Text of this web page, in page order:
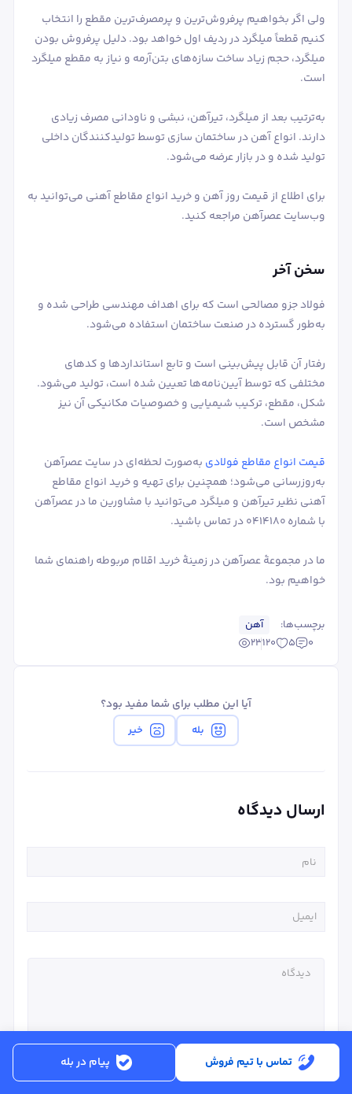
ولی اگر بخواهیم پرفروش‌ترین و پرمصرف‌ترین مقطع را انتخاب
کنیم قطعاً میلگرد در ردیف اول خواهد بود. دلیل پرفروش بودن
میلگرد، حجم زیاد ساخت سازه‌های بتن‌آرمه و نیاز به مقطع میلگرد
است.
به‌ترتیب بعد از میلگرد، تیرآهن، نبشی و ناودانی مصرف زیادی
دارند. انواع آهن در ساختمان سازی توسط تولیدکنندگان داخلی
تولید شده و در بازار عرضه می‌شود.
برای اطلاع از قیمت روز آهن و خرید انواع مقاطع آهنی می‌توانید به
وب‌سایت عصرآهن مراجعه کنید.
سخن آخر
فولاد جزو مصالحی است که برای اهداف مهندسی طراحی شده و
به‌طور گسترده در صنعت ساختمان استفاده می‌شود.
رفتار آن قابل پیش‌بینی است و تابع استانداردها و کدهای
مختلفی که توسط آیین‌نامه‌ها تعیین شده است، تولید می‌شود.
شکل، مقطع، ترکیب شیمیایی و خصوصیات مکانیکی آن نیز
مشخص است.
قیمت انواع مقاطع فولادی به‌صورت لحظه‌ای در سایت عصرآهن
به‌روزرسانی می‌شود؛ همچنین برای تهیه و خرید انواع مقاطع
آهنی نظیر تیرآهن و میلگرد می‌توانید با مشاورین ما در عصرآهن
با شماره 0414180 در تماس باشید.
ما در مجموعۀ عصرآهن در زمینۀ خرید اقلام مربوطه راهنمای شما
خواهیم بود.
برچسب‌ها:
آهن
0
5
23120
آیا این مطلب برای شما مفید بود؟
بله خیر
ارسال دیدگاه
تماس با تیم فروش پیام در بله